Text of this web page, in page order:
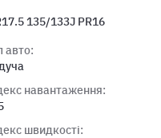
135/133J PR16
авто:
навантаження:
швидкості: